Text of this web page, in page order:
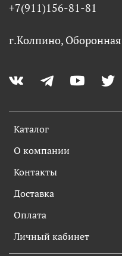
Каталог
О компании
Контакты
Доставка
Оплата
Личный кабинет
+7(911)156-81-81
г.Колпино,